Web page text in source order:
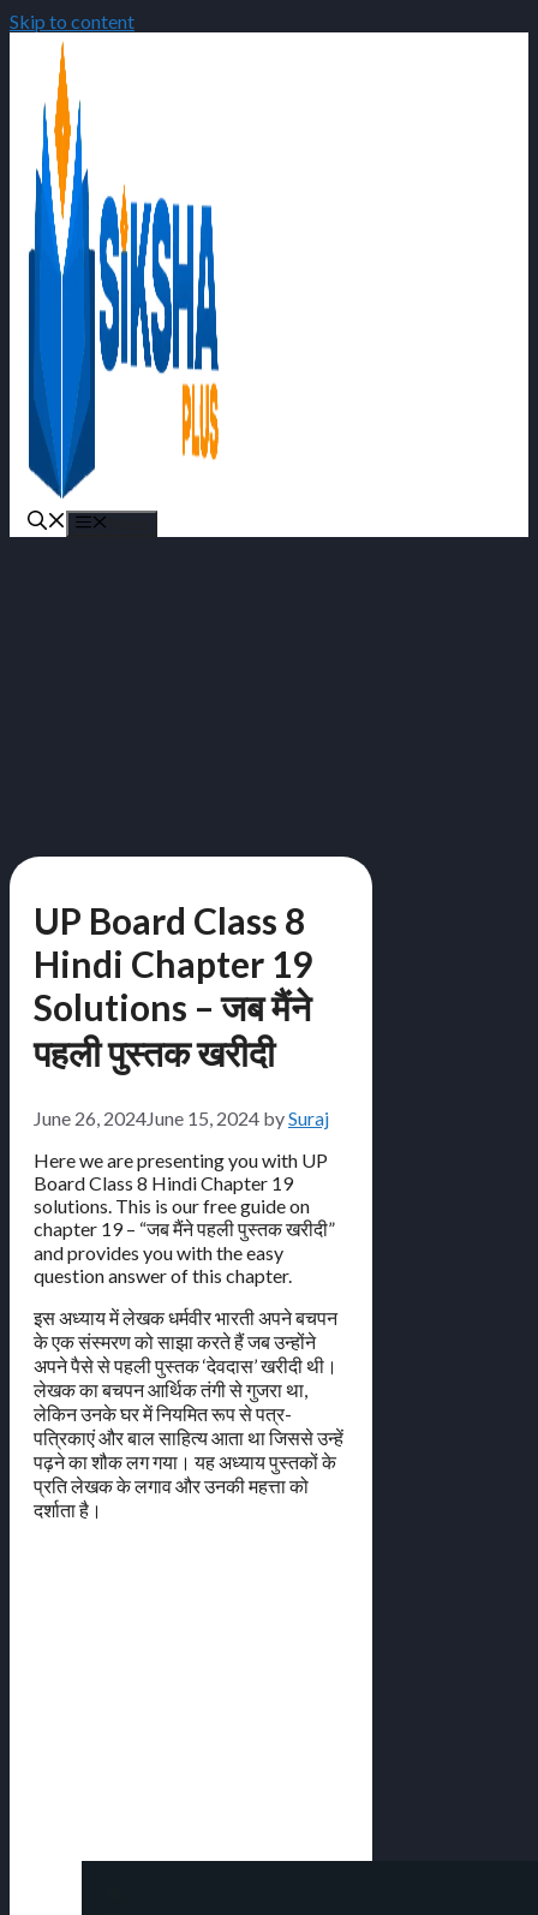
Skip to content
UP Board Class 8
Hindi Chapter 19
Solutions – जब मैंने
पहली पुस्तक खरीदी
June 26, 2024June 15, 2024 bySuraj
Here we are presenting you with UP
Board Class 8 Hindi Chapter 19
solutions. This is our free guide on
chapter 19 – “जब मैंने पहली पुस्तक खरीदी”
and provides you with the easy
question answer of this chapter.
इस अध्याय में लेखक धर्मवीर भारती अपने बचपन
के एक संस्मरण को साझा करते हैं जब उन्होंने
अपने पैसे से पहली पुस्तक ‘देवदास’ खरीदी थी।
लेखक का बचपन आर्थिक तंगी से गुजरा था,
लेकिन उनके घर में नियमित रूप से पत्र-
पत्रिकाएं और बाल साहित्य आता था जिससे उन्हें
पढ़ने का शौक लग गया। यह अध्याय पुस्तकों के
प्रति लेखक के लगाव और उनकी महत्ता को
दर्शाता है।